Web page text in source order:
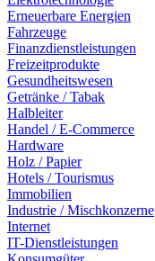
Erneuerbare Energien
Fahrzeuge
Finanzdienstleistungen
Freizeitprodukte
Gesundheitswesen
Getränke / Tabak
Halbleiter
Handel / E-Commerce
Hardware
Holz / Papier
Hotels / Tourismus
Immobilien
Industrie / Mischkonzerne
Internet
IT-Dienstleistungen